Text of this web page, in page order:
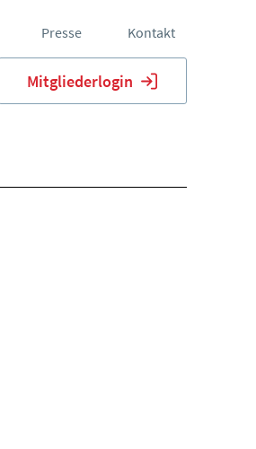
Presse Kontakt
Mitgliederlogin